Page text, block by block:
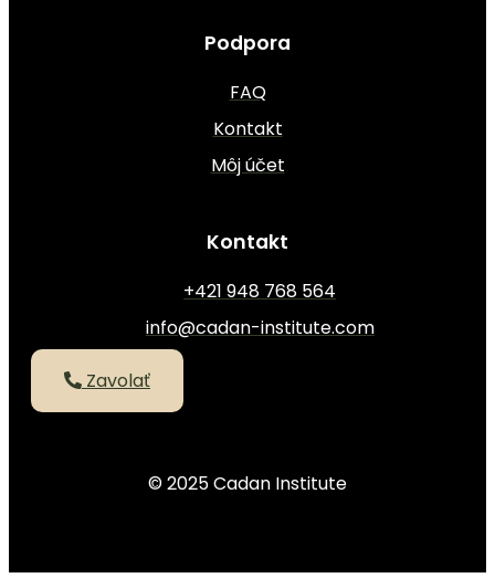
Podpora
FAQ
Kontakt
Môj účet
Kontakt
+421 948 768 564
info@cadan-institute.com
Zavolať
© 2025 Cadan Institute